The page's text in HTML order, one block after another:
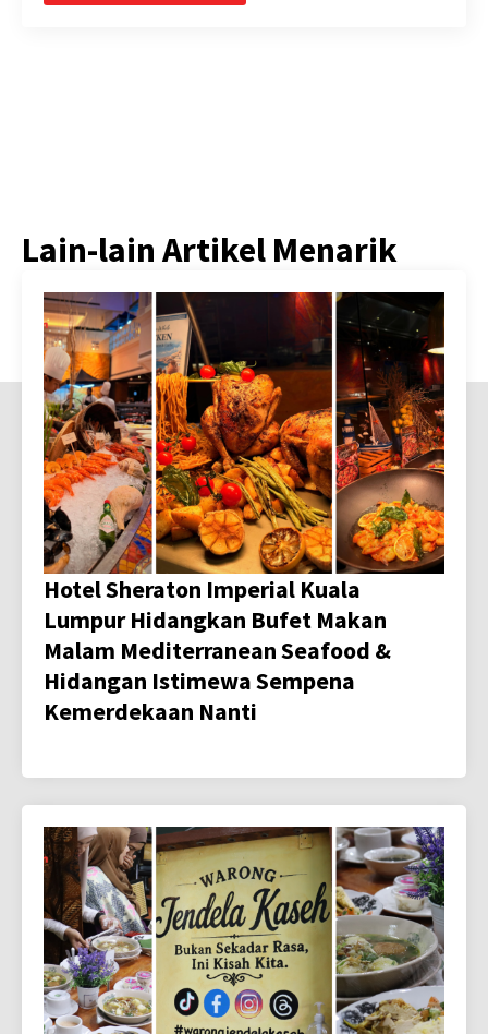
Lain-lain Artikel Menarik
Hotel Sheraton Imperial Kuala
Lumpur Hidangkan Bufet Makan
Malam Mediterranean Seafood &
Hidangan Istimewa Sempena
Kemerdekaan Nanti